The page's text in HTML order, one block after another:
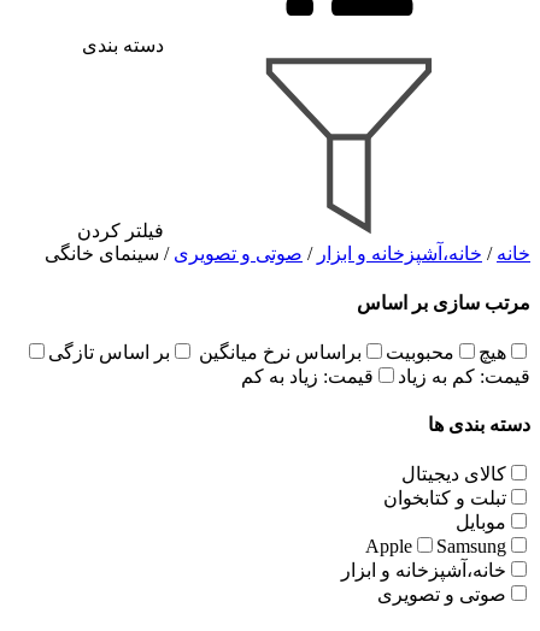
دسته بندی
فیلتر کردن
خانه / خانه،آشپزخانه و ابزار / صوتی و تصویری / سینمای خانگی
مرتب سازی بر اساس
هیچ محبوبیت براساس نرخ میانگین
بر اساس تازگی
قیمت: کم به زیاد
قیمت: زیاد به کم
دسته بندی ها
کالای دیجیتال
تبلت و کتابخوان
موبایل
Apple
Samsung
خانه،آشپزخانه و ابزار
صوتی و تصویری